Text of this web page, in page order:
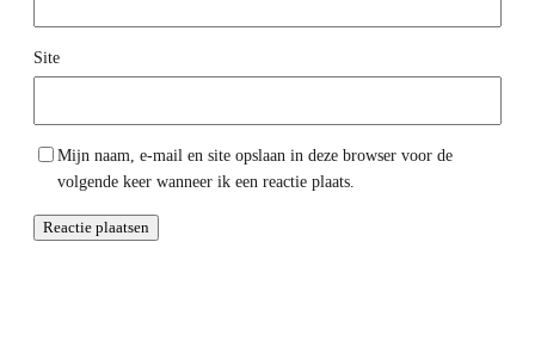
Site
Mijn naam, e-mail en site opslaan in deze browser voor de
volgende keer wanneer ik een reactie plaats.